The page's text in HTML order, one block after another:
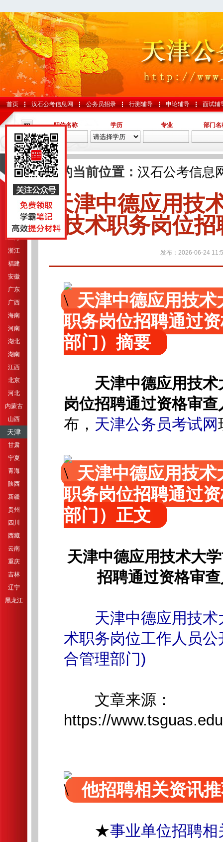
首页 汉石公考信息网 公务员招录 行测辅导 申论辅导 面试辅
职位名称 学历 专业 部门名
导航
江苏
上海
浙江
福建
安徽
广东
广西
海南
河南
湖北
湖南
江西
北京
河北
内蒙古
山西
天津
甘肃
宁夏
青海
陕西
新疆
贵州
四川
西藏
云南
重庆
吉林
辽宁
黑龙江
您的当前位置： 汉石公考信息
天津中德应用技
技术职务岗位
发布：2026-06-24
天津中德应用技
职务岗位招聘通过
部门）摘要
天津中德应用技
岗位招聘通过资格审
布， 天津公务员考试网
天津中德应用技
职务岗位招聘通过
部门）正文
天津中德应用技术大
招聘通过资格审
天津中德应用技
术职务岗位工作人员
合管理部门)
文章来源：
https://
他招聘相关资讯
★事业单位招聘相